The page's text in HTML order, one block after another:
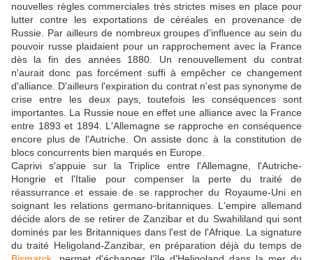
nouvelles règles commerciales très strictes mises en place pour
lutter contre les exportations de céréales en provenance de
Russie. Par ailleurs de nombreux groupes d'influence au sein du
pouvoir russe plaidaient pour un rapprochement avec la France
dès la fin des années 1880. Un renouvellement du contrat
n'aurait donc pas forcément suffi à empêcher ce changement
d'alliance. D'ailleurs l'expiration du contrat n'est pas synonyme de
crise entre les deux pays, toutefois les conséquences sont
importantes. La Russie noue en effet une alliance avec la France
entre 1893 et 1894. L'Allemagne se rapproche en conséquence
encore plus de l'Autriche. On assiste donc à la constitution de
blocs concurrents bien marqués en Europe.
Caprivi s'appuie sur la Triplice entre l'Allemagne, l'Autriche-
Hongrie et l'Italie pour compenser la perte du traité de
réassurrance et essaie de se rapprocher du Royaume-Uni en
soignant les relations germano-britanniques. L'empire allemand
décide alors de se retirer de Zanzibar et du Swahililand qui sont
dominés par les Britanniques dans l'est de l'Afrique. La signature
du traité Heligoland-Zanzibar, en préparation déjà du temps de